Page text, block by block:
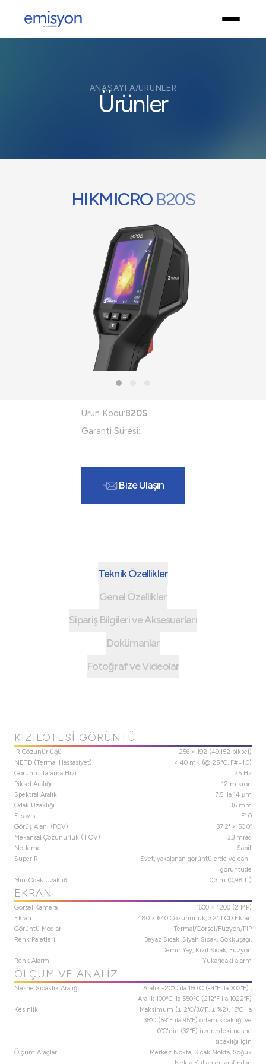
ANASAYFA/ÜRÜNLER
Ürünler
HIKMICRO B20S
Ürün Kodu:B20S
Garanti Süresi:
Bize Ulaşın
Teknik Özellikler
Genel Özellikler
Sipariş Bilgileri ve Aksesuarları
Dokümanlar
Fotoğraf ve Videolar
KIZILÖTESI GÖRÜNTÜ
IR Çözünürlüğü
256 × 192 (49.152 piksel)
NETD (Termal Hassasiyet)
< 40 mK (@ 25 °C, F#=1.0)
Görüntü Tarama Hızı
25 Hz
Piksel Aralığı
12 mikron
Spektral Aralık
7,5 ila 14 μm
Odak Uzaklığı
3,6 mm
F-sayısı
F1.0
Görüş Alanı (FOV)
37,2° × 50,0°
Mekansal Çözünürlük (IFOV)
3.3 mrad
Netleme
Sabit
SuperIR
Evet, yakalanan görüntülerde ve canlı
görüntüde
Min. Odak Uzaklığı
0,3 m (0,98 ft)
EKRAN
Görsel Kamera
1600 × 1200 (2 MP)
Ekran
480 × 640 Çözünürlük, 3.2" LCD Ekran
Görüntü Modları
Termal/Görsel/Füzyon/PIP
Renk Paletleri
Beyaz Sıcak, Siyah Sıcak, Gökkuşağı,
Demir Yay, Kızıl Sıcak, Füzyon
Renk Alarmı
Yukarıdaki alarm
ÖLÇÜM VE ANALIZ
Nesne Sıcaklık Aralığı
Aralık -20°C ila 150°C (-4°F ila 302°F) ,
Aralık 100℃ ila 550℃ (212°F ila 1022°F)
Kesinlik
Maksimum (± 2°C/3,6°F, ± %2), 15°C ila
35°C (59°F ila 95°F) ortam sıcaklığı ve
0°C'nin (32°F) üzerindeki nesne
sıcaklığı için
Ölçüm Araçları
Merkez Nokta, Sıcak Nokta, Soğuk